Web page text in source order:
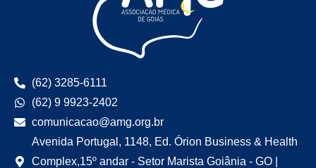
(62) 3285-6111
(62) 9 9923-2402
comunicacao@amg.org.br
Avenida Portugal, 1148, Ed. Órion Business & Health
Complex,15º andar - Setor Marista Goiânia - GO |